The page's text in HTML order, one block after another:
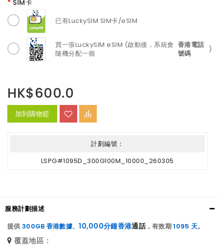
SIM卡
已有LuckySIM SIM卡/eSIM
買一張LuckySIM eSIM (啟動後，系統會
隨機分配一個
香港電話
號碼
)
HK$600.0
加到購物籃
計劃編號：
LSPG#1095D_300G100M_10000_260305
服務計劃描述
提供 300GB 香港數據、10,000分鐘香港通話，有效期1095 天。
覆蓋地區：